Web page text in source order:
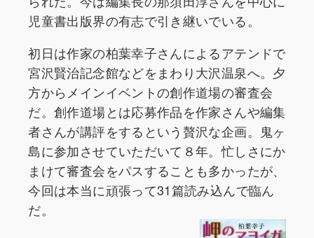
児童書出版界の有志で引き継いでいる。
初日は作家の柏葉幸子さんによるアテンドで
宮沢賢治記念館などをまわり大沢温泉へ。夕
方からメインイベントの創作道場の審査会
だ。創作道場とは応募作品を作家さんや編集
者さんが講評をするという贅沢な企画。鬼ヶ
島に参加させていただいて８年。忙しさにか
まけて審査会をパスすることも多かったが、
今回は本当に頑張って31篇読み込んで臨ん
だ。